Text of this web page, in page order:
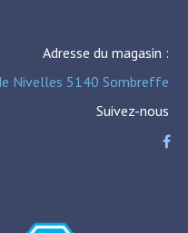
Adresse du magasin :
Nivelles 5140 Sombreffe
Suivez-nous